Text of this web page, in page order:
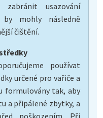
zabránit usazování
mohly následně
čištění.
používat
určené pro vařiče a
formulovány tak, aby
a připálené zbytky, a
poškozením. Při